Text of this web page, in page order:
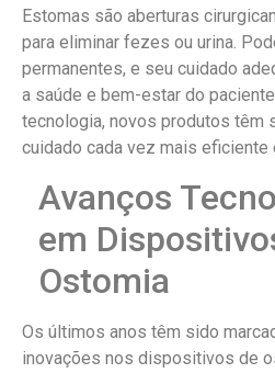
Estomas são aberturas
para eliminar fezes ou urina.
permanentes, e seu cuidado
a saúde e bem-estar do
tecnologia, novos produtos têm
cuidado cada vez mais eficiente
Avanços
em
Ostomia
Os últimos anos têm sido
inovações nos dispositivos de